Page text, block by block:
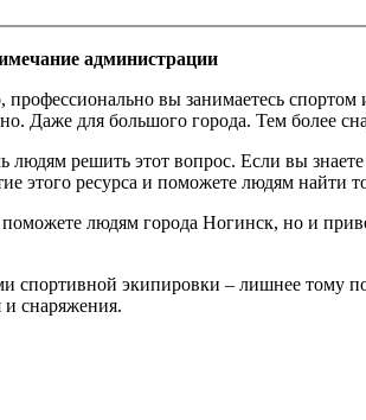
администрации
вы занимаетесь спортом
Даже для большого города. Тем более
людям решить этот вопрос. Если вы
этого ресурса и поможете людям найти
людям города Ногинск, но и
спортивной экипировки – лишнее
и снаряжения.